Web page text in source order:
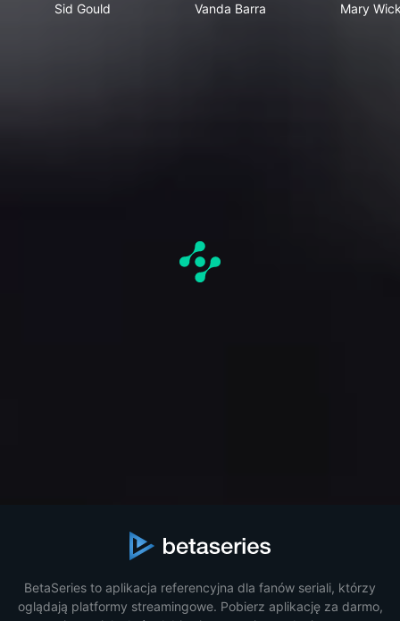
Sid Gould Vanda Barra Mary
BetaSeries to aplikacja referencyjna dla fanów seriali, którzy
oglądają platformy streamingowe. Pobierz aplikację za darmo,